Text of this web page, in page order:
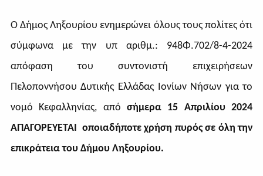
Ο Δήμος Ληξουρίου ενημερώνει όλους τους πολίτες ότι
σύμφωνα με την υπ αριθμ.: 948Φ.702/8-4-2024
απόφαση του συντονιστή επιχειρήσεων
Πελοποννήσου Δυτικής Ελλάδας Ιονίων Νήσων για το
νομό Κεφαλληνίας, από σήμερα 15 Απριλίου 2024
ΑΠΑΓΟΡΕΥΕΤΑΙ οποιαδήποτε χρήση πυρός σε όλη την
επικράτεια του Δήμου Ληξουρίου.